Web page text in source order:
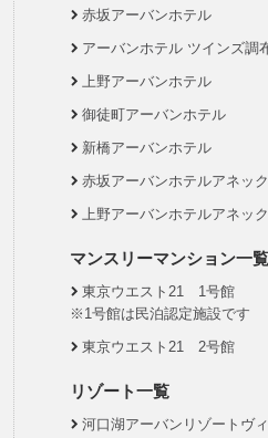
赤坂アーバンホテル
アーバンホテル ツインズ調
上野アーバンホテル
御徒町アーバンホテル
新橋アーバンホテル
赤坂アーバンホテルアネッ
上野アーバンホテルアネッ
マンスリーマンション一覧
東京ウエスト21 1号館
※1号館は民泊認定施設です
東京ウエスト21 2号館
リゾート一覧
河口湖アーバンリゾートヴ